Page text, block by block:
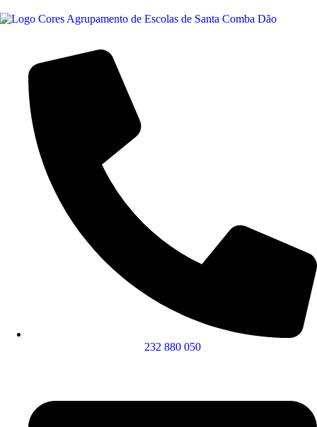
232 880 050